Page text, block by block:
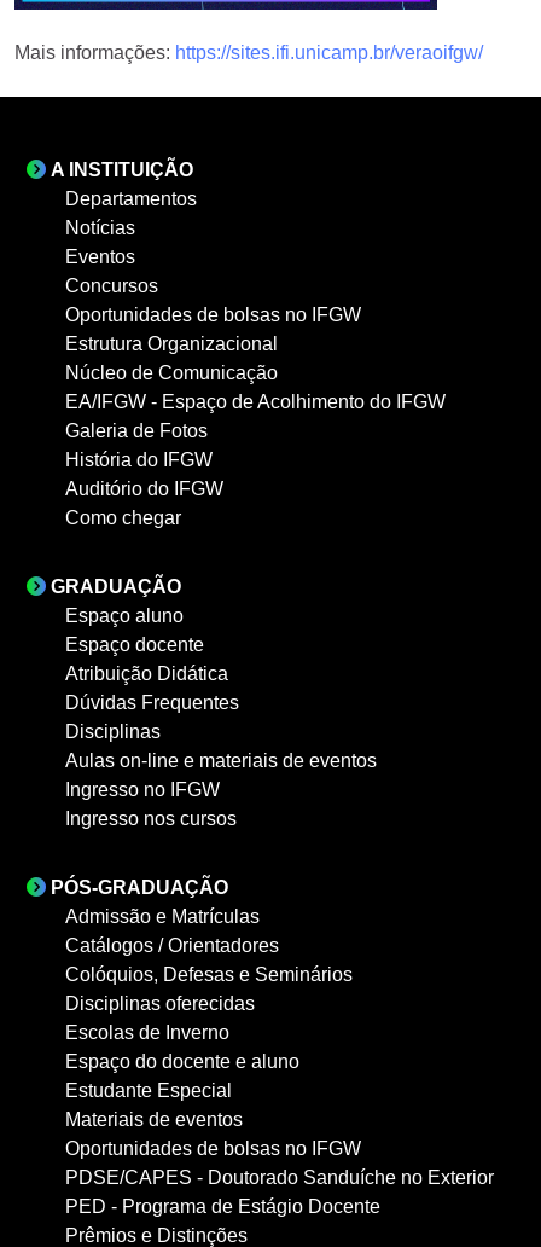
Mais informações: https://sites.ifi.unicamp.br/veraoifgw/
A INSTITUIÇÃO
Departamentos
Notícias
Eventos
Concursos
Oportunidades de bolsas no IFGW
Estrutura Organizacional
Núcleo de Comunicação
EA/IFGW - Espaço de Acolhimento do IFGW
Galeria de Fotos
História do IFGW
Auditório do IFGW
Como chegar
GRADUAÇÃO
Espaço aluno
Espaço docente
Atribuição Didática
Dúvidas Frequentes
Disciplinas
Aulas on-line e materiais de eventos
Ingresso no IFGW
Ingresso nos cursos
PÓS-GRADUAÇÃO
Admissão e Matrículas
Catálogos / Orientadores
Colóquios, Defesas e Seminários
Disciplinas oferecidas
Escolas de Inverno
Espaço do docente e aluno
Estudante Especial
Materiais de eventos
Oportunidades de bolsas no IFGW
PDSE/CAPES - Doutorado Sanduíche no Exterior
PED - Programa de Estágio Docente
Prêmios e Distinções